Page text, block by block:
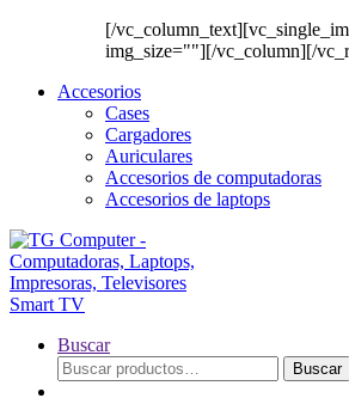
[/
img_size=""][/vc_column][/
Accesorios
Cases
Cargadores
Auriculares
Accesorios de computadoras
Accesorios de laptops
Buscar
Buscar
por:
Buscar